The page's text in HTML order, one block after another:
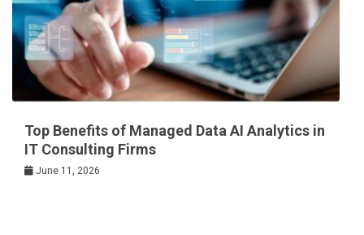
Top Benefits of Managed Data AI Analytics in
IT Consulting Firms
June 11, 2026